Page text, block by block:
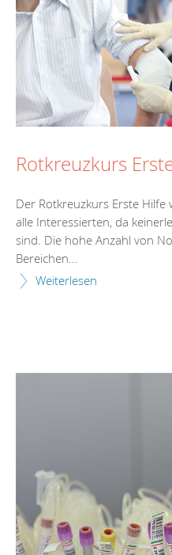
Rotkreuzkurs
Der Rotkreuzkurs Erste
alle Interessierten, da
sind. Die hohe Anzahl von
Bereichen...
Weiterlesen